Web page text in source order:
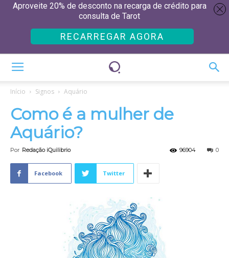
Início Signos Aquário
Como é a mulher de
Aquário?
Por Redação iQuilibrio 0
96904
Facebook Twitter
Aproveite 20% de desconto na recarga de crédito para
consulta de Tarot
RECARREGAR AGORA